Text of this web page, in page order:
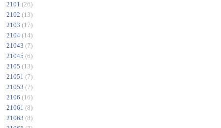
2101 (26)
2102 (13)
2103 (17)
2104 (14)
21043 (7)
21045 (6)
2105 (13)
21051 (7)
21053 (7)
2106 (16)
21061 (8)
21063 (8)